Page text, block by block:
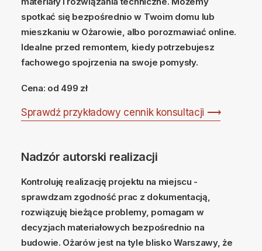
spotkać się bezpośrednio w Twoim domu lub
mieszkaniu w Ożarowie, albo porozmawiać online.
Idealne przed remontem, kiedy potrzebujesz
fachowego spojrzenia na swoje pomysły.
Cena: od 499 zł
Sprawdź przykładowy cennik konsultacji ⟶
Nadzór autorski realizacji
Kontroluję realizację projektu na miejscu -
sprawdzam zgodność prac z dokumentacją,
rozwiązuję bieżące problemy, pomagam w
decyzjach materiałowych bezpośrednio na
budowie. Ożarów jest na tyle blisko Warszawy, że